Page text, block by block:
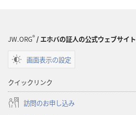
JW.ORG®/ エホバの証人の公式ウェブサイト
画面表示の設定
クイックリンク
訪問のお申し込み